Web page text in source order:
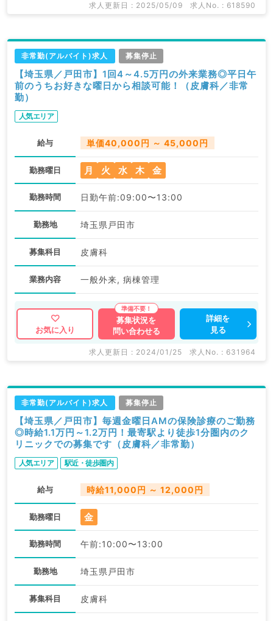
求人更新日 : 2025/05/09 求人No. : 618590
非常勤(アルバイト)求人 募集停止
【埼玉県／戸田市】1回4～4.5万円の外来業務◎平日午
前のうちお好きな曜日から相談可能！（皮膚科／非常
勤）
人気エリア
給与 単価40,000円 ～ 45,000円
勤務曜日 月 火 水 木 金
勤務時間 日勤午前:09:00〜13:00
勤務地 埼玉県戸田市
募集科目 皮膚科
業務内容 一般外来, 病棟管理
お気に入り
募集状況を
問い合わせる
詳細を
見る
求人更新日 : 2024/01/25 求人No. : 631964
非常勤(アルバイト)求人 募集停止
【埼玉県／戸田市】毎週金曜日AMの保険診療のご勤務
◎時給1.1万円～1.2万円！最寄駅より徒歩1分圏内のク
リニックでの募集です（皮膚科／非常勤）
人気エリア 駅近・徒歩圏内
給与 時給11,000円 ～ 12,000円
勤務曜日 金
勤務時間 午前:10:00〜13:00
勤務地 埼玉県戸田市
募集科目 皮膚科